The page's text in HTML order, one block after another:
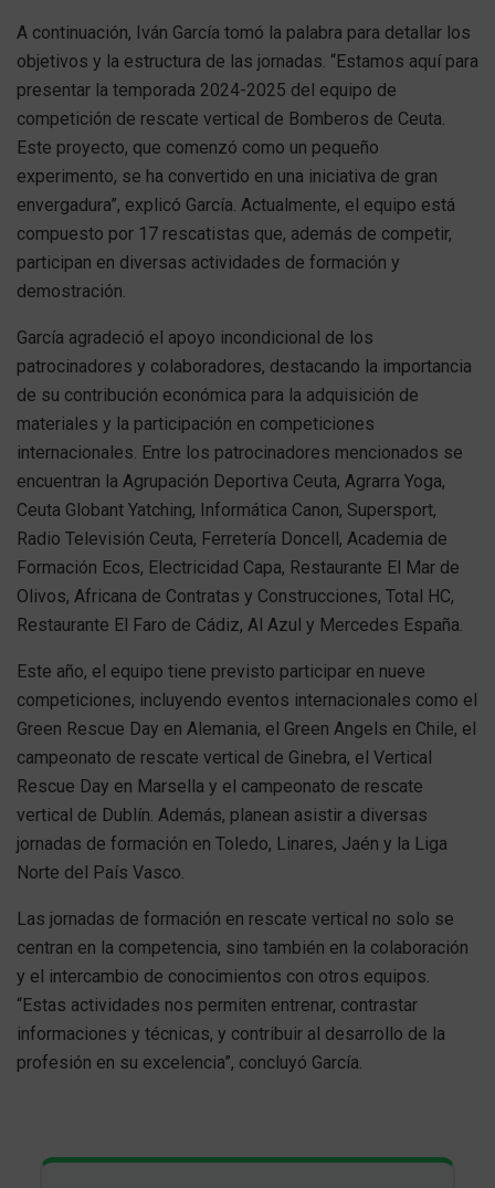
A continuación, Iván García tomó la palabra para detallar los
objetivos y la estructura de las jornadas. “Estamos aquí para
presentar la temporada 2024-2025 del equipo de
competición de rescate vertical de Bomberos de Ceuta.
Este proyecto, que comenzó como un pequeño
experimento, se ha convertido en una iniciativa de gran
envergadura”, explicó García. Actualmente, el equipo está
compuesto por 17 rescatistas que, además de competir,
participan en diversas actividades de formación y
demostración.
García agradeció el apoyo incondicional de los
patrocinadores y colaboradores, destacando la importancia
de su contribución económica para la adquisición de
materiales y la participación en competiciones
internacionales. Entre los patrocinadores mencionados se
encuentran la Agrupación Deportiva Ceuta, Agrarra Yoga,
Ceuta Globant Yatching, Informática Canon, Supersport,
Radio Televisión Ceuta, Ferretería Doncell, Academia de
Formación Ecos, Electricidad Capa, Restaurante El Mar de
Olivos, Africana de Contratas y Construcciones, Total HC,
Restaurante El Faro de Cádiz, Al Azul y Mercedes España.
Este año, el equipo tiene previsto participar en nueve
competiciones, incluyendo eventos internacionales como el
Green Rescue Day en Alemania, el Green Angels en Chile, el
campeonato de rescate vertical de Ginebra, el Vertical
Rescue Day en Marsella y el campeonato de rescate
vertical de Dublín. Además, planean asistir a diversas
jornadas de formación en Toledo, Linares, Jaén y la Liga
Norte del País Vasco.
Las jornadas de formación en rescate vertical no solo se
centran en la competencia, sino también en la colaboración
y el intercambio de conocimientos con otros equipos.
“Estas actividades nos permiten entrenar, contrastar
informaciones y técnicas, y contribuir al desarrollo de la
profesión en su excelencia”, concluyó García.